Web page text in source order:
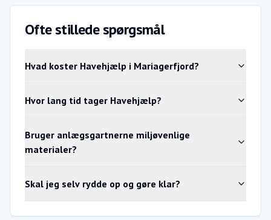
Ofte stillede spørgsmål
Hvad koster Havehjælp i Mariagerfjord?
Hvor lang tid tager Havehjælp?
Bruger anlægsgartnerne miljøvenlige
materialer?
Skal jeg selv rydde op og gøre klar?